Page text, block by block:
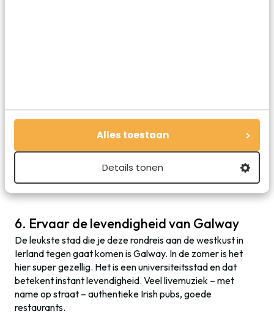
Alles toestaan
Details tonen
Pine Island in de Connemara: een must-see
6. Ervaar de levendigheid van Galway
De leukste stad die je deze rondreis aan de westkust in
Ierland tegen gaat komen is Galway. In de zomer is het
hier super gezellig. Het is een universiteitsstad en dat
betekent instant levendigheid. Veel livemuziek – met
name op straat – authentieke Irish pubs, goede
restaurants.